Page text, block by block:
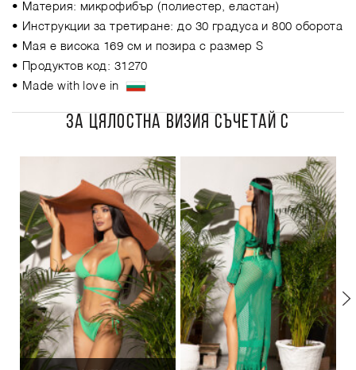
• Материя: микрофибър (полиестер, еластан)
• Инструкции за третиране: до 30 градуса и 800 оборота
• Мая е висока 169 см и позира с размер S
• Продуктов код: 31270
• Made with love in
ЗА ЦЯЛОСТНА ВИЗИЯ СЪЧЕТАЙ С